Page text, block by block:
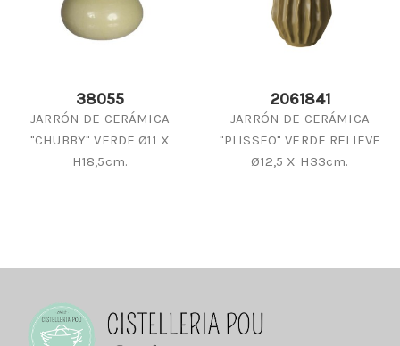
38055
JARRÓN DE CERÁMICA
"CHUBBY" VERDE Ø11 X
H18,5cm.
2061841
JARRÓN DE CERÁMICA
"PLISSEO" VERDE RELIEVE
Ø12,5 X H33cm.